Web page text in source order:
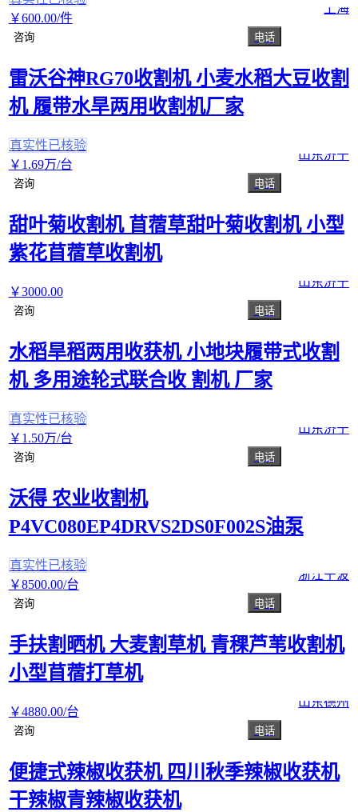
￥600.00/件
上海
咨询 电话
雷沃谷神RG70收割机 小麦水稻大豆收割
机 履带水旱两用收割机厂家
真实性已核验
￥ 1 .69万/台
山东济宁
咨询 电话
甜叶菊收割机 苜蓿草甜叶菊收割机 小型
紫花苜蓿草收割机
￥3000.00
山东济宁
咨询 电话
水稻旱稻两用收获机 小地块履带式收割
机 多用途轮式联合收 割机 厂家
真实性已核验
￥ 1.50万/台
山东济宁
咨询 电话
沃得 农业收割机
P4VC080EP4DRVS2DS0F002S油泵
真实性已核验
￥8500.00/台
浙江宁波
咨询 电话
手扶割晒机 大麦割草机 青稞芦苇收割机
小型苜蓿打草机
￥4880.00/台
山东德州
咨询 电话
便捷式辣椒收获机 四川秋季辣椒收获机
干辣椒青辣椒收获机